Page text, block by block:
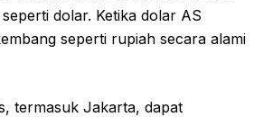
dolar. Ketika dolar AS
seperti rupiah secara alami
termasuk Jakarta, dapat